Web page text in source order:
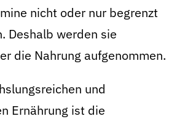
nicht oder nur begrenzt
Deshalb werden sie
die Nahrung aufgenommen.
und
Ernährung ist die